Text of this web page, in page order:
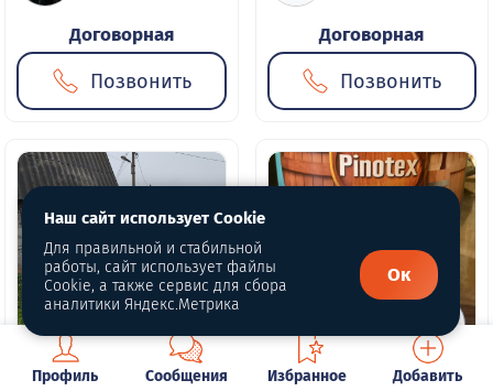
Договорная
Позвонить
Договорная
Позвонить
1 фото 1 фото
Профиль Сообщения Избранное Добавить
Наш сайт использует Cookie
Для правильной и стабильной
работы, сайт использует файлы
Cookie, а также сервис для сбора
аналитики Яндекс.Метрика
Ок